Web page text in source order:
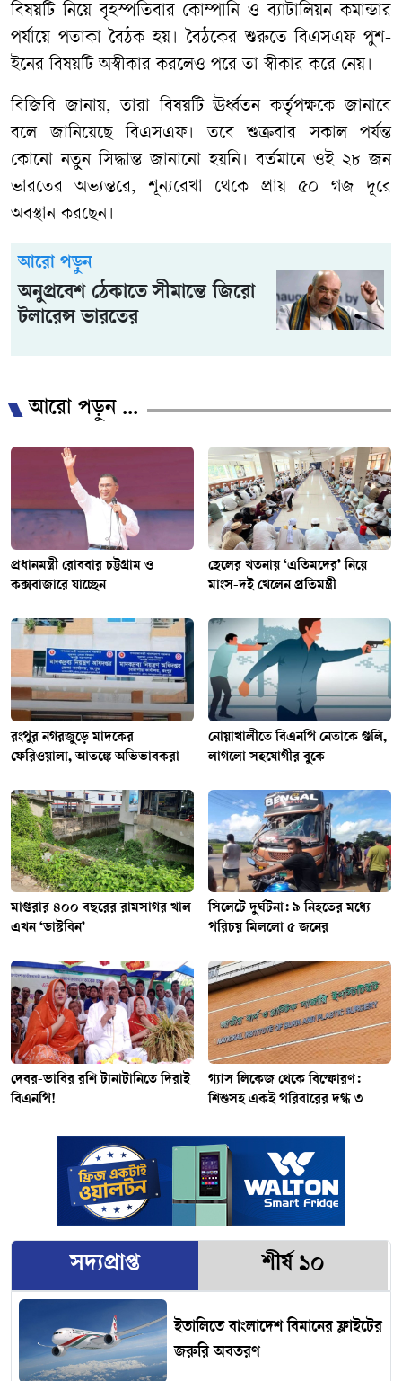
বিষয়টি নিয়ে বৃহস্পতিবার কোম্পানি ও ব্যাটালিয়ন কমান্ডার
পর্যায়ে পতাকা বৈঠক হয়। বৈঠকের শুরুতে বিএসএফ পুশ-
ইনের বিষয়টি অস্বীকার করলেও পরে তা স্বীকার করে নেয়।
বিজিবি জানায়, তারা বিষয়টি ঊর্ধ্বতন কর্তৃপক্ষকে জানাবে
বলে জানিয়েছে বিএসএফ। তবে শুক্রবার সকাল পর্যন্ত
কোনো নতুন সিদ্ধান্ত জানানো হয়নি। বর্তমানে ওই ২৮ জন
ভারতের অভ্যন্তরে, শূন্যরেখা থেকে প্রায় ৫০ গজ দূরে
অবস্থান করছেন।
আরো পড়ুন
অনুপ্রবেশ ঠেকাতে সীমান্তে জিরো
টলারেন্স ভারতের
আরো পড়ুন ...
প্রধানমন্ত্রী রোববার চট্টগ্রাম ও
কক্সবাজারে যাচ্ছেন
ছেলের খতনায় ‘এতিমদের’ নিয়ে
মাংস-দই খেলেন প্রতিমন্ত্রী
রংপুর নগরজুড়ে মাদকের
ফেরিওয়ালা, আতঙ্কে অভিভাবকরা
নোয়াখালীতে বিএনপি নেতাকে গুলি,
লাগলো সহযোগীর বুকে
মাগুরার ৪০০ বছরের রামসাগর খাল
এখন ‘ডাস্টবিন’
সিলেটে দুর্ঘটনা: ৯ নিহতের মধ্যে
পরিচয় মিললো ৫ জনের
দেবর-ভাবির রশি টানাটানিতে দিরাই
বিএনপি!
গ্যাস লিকেজ থেকে বিস্ফোরণ:
শিশুসহ একই পরিবারের দগ্ধ ৩
সদ্যপ্রাপ্ত শীর্ষ ১০
ইতালিতে বাংলাদেশ বিমানের ফ্লাইটের
জরুরি অবতরণ